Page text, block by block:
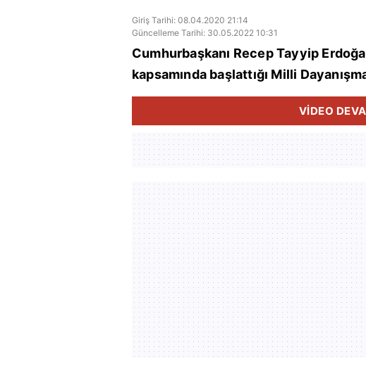
Giriş Tarihi: 08.04.2020 21:14
Güncelleme Tarihi: 30.05.2022 10:31
Cumhurbaşkanı Recep Tayyip
kapsamında başlattığı Milli
VİDEO